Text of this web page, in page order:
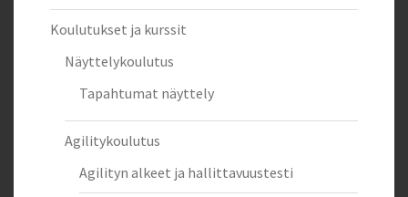
Koulutukset ja kurssit
Näyttelykoulutus
Tapahtumat näyttely
Agilitykoulutus
Agilityn alkeet ja hallittavuustesti